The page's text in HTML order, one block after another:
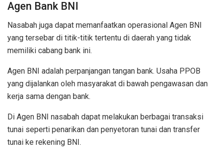
Agen Bank BNI
Nasabah juga dapat memanfaatkan operasional Agen BNI
yang tersebar di titik-titik tertentu di daerah yang tidak
memiliki cabang bank ini.
Agen BNI adalah perpanjangan tangan bank. Usaha PPOB
yang dijalankan oleh masyarakat di bawah pengawasan dan
kerja sama dengan bank.
Di Agen BNI nasabah dapat melakukan berbagai transaksi
tunai seperti penarikan dan penyetoran tunai dan transfer
tunai ke rekening BNI.